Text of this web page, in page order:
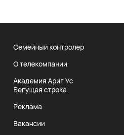
Семейный контролер
О телекомпании
Академия Ариг Ус
Бегущая строка
Реклама
Вакансии